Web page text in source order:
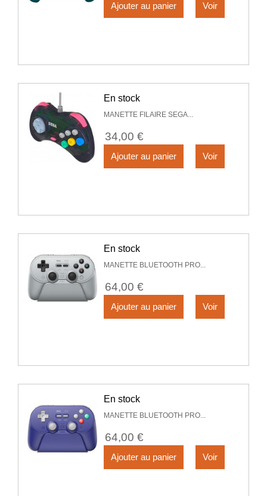
Ajouter au panier Voir
En stock
MANETTE FILAIRE SEGA...
34,00 €
Ajouter au panier Voir
En stock
MANETTE BLUETOOTH PRO...
64,00 €
Ajouter au panier Voir
En stock
MANETTE BLUETOOTH PRO...
64,00 €
Ajouter au panier Voir